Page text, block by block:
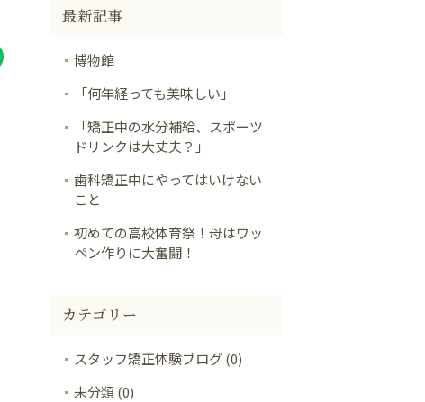
最新記事
博物館
「何年経っても美味しい」
「矯正中の水分補給、スポーツ
ドリンクは大丈夫？」
歯科矯正中にやってはいけない
こと
初めての高校体育祭！母はワッ
ペン作りに大奮闘！
カテゴリー
スタッフ矯正体験ブログ (0)
未分類 (0)